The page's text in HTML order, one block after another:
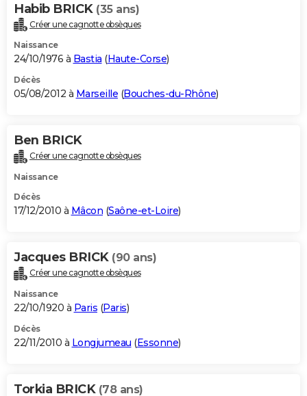
Habib BRICK (35 ans)
Créer une cagnotte obsèques
Naissance
24/10/1976 à Bastia (Haute-Corse)
Décès
05/08/2012 à Marseille (Bouches-du-Rhône)
Ben BRICK
Créer une cagnotte obsèques
Naissance
Décès
17/12/2010 à Mâcon (Saône-et-Loire)
Jacques BRICK (90 ans)
Créer une cagnotte obsèques
Naissance
22/10/1920 à Paris (Paris)
Décès
22/11/2010 à Longjumeau (Essonne)
Torkia BRICK (78 ans)